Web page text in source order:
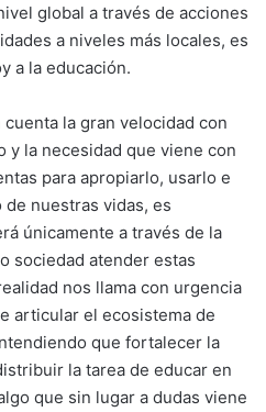
global a través de acciones
a niveles más locales, es
a la educación.
la gran velocidad con
y la necesidad que viene con
para apropiarlo, usarlo e
nuestras vidas, es
únicamente a través de la
sociedad atender estas
nos llama con urgencia
articular el ecosistema de
que fortalecer la
la tarea de educar en
que sin lugar a dudas viene